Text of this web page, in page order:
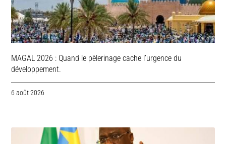
MAGAL 2026 : Quand le pèlerinage cache l’urgence du
développement.
6 août 2026